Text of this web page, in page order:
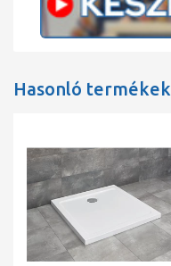
Hasonló termékek